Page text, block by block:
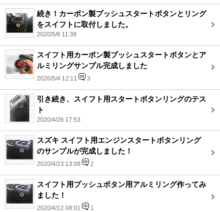
続き！カーボン製プッシュスタートボタンとリング
をスイフトに取付しました。
2020/5/6 11:38
スイフト用カーボン製プッシュスタートボタンとア
ルミリングサンプル完成しました
2020/5/4 12:11 3
引き続き、スイフト用スタートボタンリングのテス
ト
2020/4/26 17:53
スズキ スイフト用エンジンスタートボタンリング
のサンプルが完成しました！
2020/4/23 13:08 2
スイフト用プッシュボタン用アルミリング作ってみ
ました！
2020/4/12 08:01 1